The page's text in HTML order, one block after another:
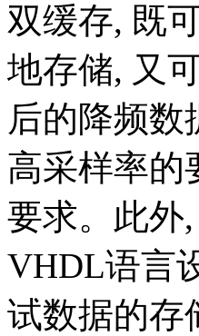
双缓存, 既
地存储, 又
后的降频
高采样率的
要求。此外
VHDL语言
试数据的存